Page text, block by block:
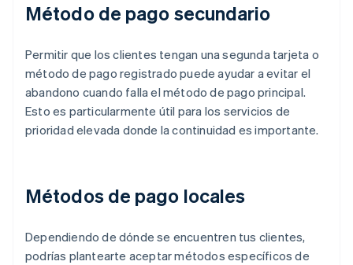
Método de pago secundario
Permitir que los clientes tengan una segunda tarjeta o
método de pago registrado puede ayudar a evitar el
abandono cuando falla el método de pago principal.
Esto es particularmente útil para los servicios de
prioridad elevada donde la continuidad es importante.
Métodos de pago locales
Dependiendo de dónde se encuentren tus clientes,
podrías plantearte aceptar métodos específicos de